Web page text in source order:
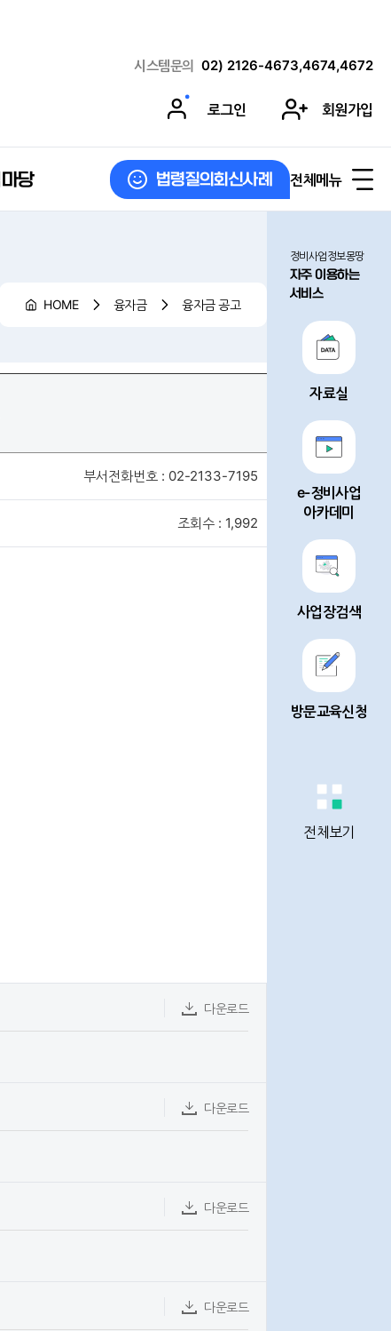
시스템문의 02) 2126-4673,4674,4672
로그인 회원가입
당 법령질의회신사례 전체메뉴
HOME 융자금 융자금 공고
부서전화번호 : 02-2133-7195
조회수 : 1,992
다운로드
다운로드
다운로드
다운로드
정비사업정보몽땅
자주 이용하는
서비스
자료실
e-정비사업
아카데미
사업장검색
방문교육신청
정비사업
통계
전체보기